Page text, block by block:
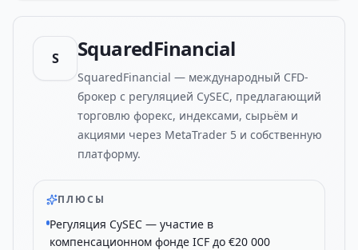
S SquaredFinancial
SquaredFinancial — международный CFD-
брокер с регуляцией CySEC, предлагающий
торговлю форекс, индексами, сырьём и
акциями через MetaTrader 5 и собственную
платформу.
ПЛЮСЫ
Регуляция CySEC — участие в
компенсационном фонде ICF до €20 000